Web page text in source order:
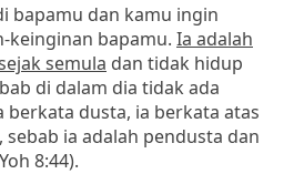
bapamu dan kamu ingin
keinginan bapamu. Ia adalah
semula dan tidak hidup
di dalam dia tidak ada
berkata dusta, ia berkata atas
ia adalah pendusta dan
8:44).